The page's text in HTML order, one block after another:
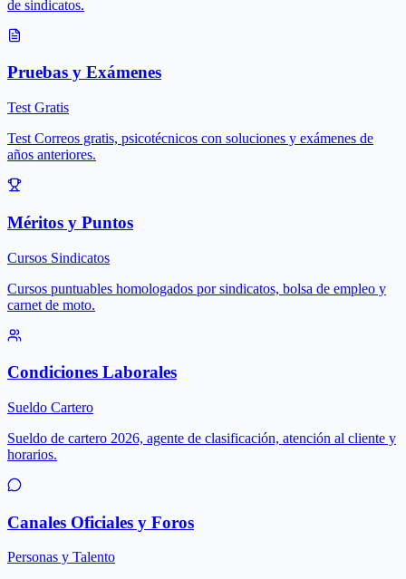
de sindicatos.
Pruebas y Exámenes
Test Gratis
Test Correos gratis, psicotécnicos con soluciones y exámenes de
años anteriores.
Méritos y Puntos
Cursos Sindicatos
Cursos puntuables homologados por sindicatos, bolsa de empleo y
carnet de moto.
Condiciones Laborales
Sueldo Cartero
Sueldo de cartero 2026, agente de clasificación, atención al cliente y
horarios.
Canales Oficiales y Foros
Personas y Talento